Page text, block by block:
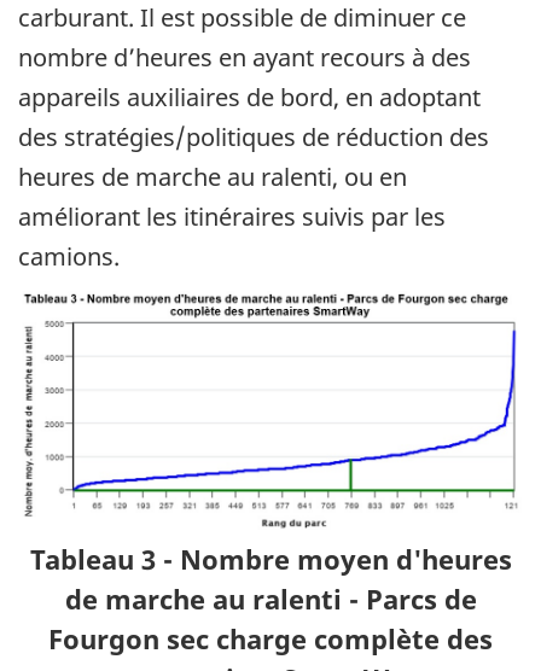
carburant. Il est possible de diminuer ce
nombre d’heures en ayant recours à des
appareils auxiliaires de bord, en adoptant
des stratégies/politiques de réduction des
heures de marche au ralenti, ou en
améliorant les itinéraires suivis par les
camions.
Tableau 3 - Nombre moyen d'heures
de marche au ralenti - Parcs de
Fourgon sec charge complète des